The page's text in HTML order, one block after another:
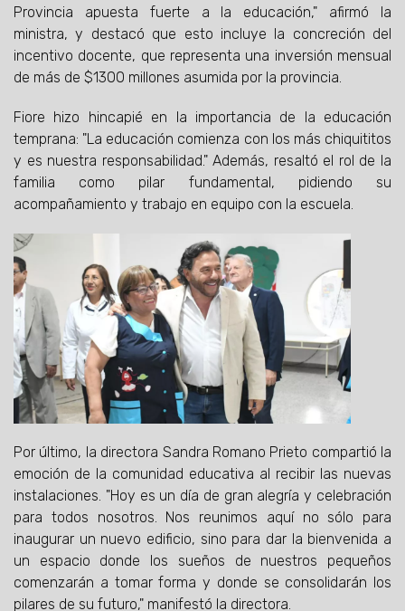
Provincia apuesta fuerte a la educación," afirmó la
ministra, y destacó que esto incluye la concreción del
incentivo docente, que representa una inversión mensual
de más de $1300 millones asumida por la provincia.
Fiore hizo hincapié en la importancia de la educación
temprana: "La educación comienza con los más chiquititos
y es nuestra responsabilidad." Además, resaltó el rol de la
familia como pilar fundamental, pidiendo su
acompañamiento y trabajo en equipo con la escuela.
Por último, la directora Sandra Romano Prieto compartió la
emoción de la comunidad educativa al recibir las nuevas
instalaciones. "Hoy es un día de gran alegría y celebración
para todos nosotros. Nos reunimos aquí no sólo para
inaugurar un nuevo edificio, sino para dar la bienvenida a
un espacio donde los sueños de nuestros pequeños
comenzarán a tomar forma y donde se consolidarán los
pilares de su futuro," manifestó la directora.